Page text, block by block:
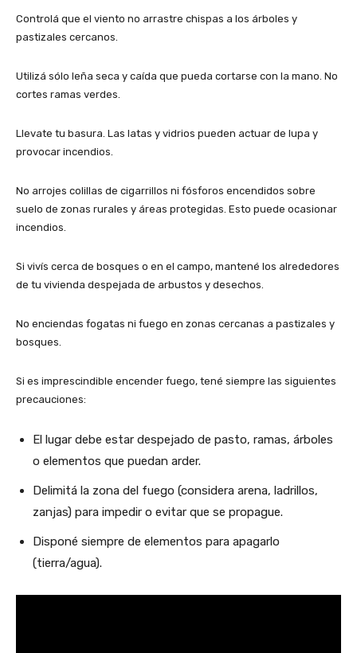
Controlá que el viento no arrastre chispas a los árboles y
pastizales cercanos.
Utilizá sólo leña seca y caída que pueda cortarse con la mano. No
cortes ramas verdes.
Llevate tu basura. Las latas y vidrios pueden actuar de lupa y
provocar incendios.
No arrojes colillas de cigarrillos ni fósforos encendidos sobre
suelo de zonas rurales y áreas protegidas. Esto puede ocasionar
incendios.
Si vivís cerca de bosques o en el campo, mantené los alrededores
de tu vivienda despejada de arbustos y desechos.
No enciendas fogatas ni fuego en zonas cercanas a pastizales y
bosques.
Si es imprescindible encender fuego, tené siempre las siguientes
precauciones:
El lugar debe estar despejado de pasto, ramas, árboles
o elementos que puedan arder.
Delimitá la zona del fuego (considera arena, ladrillos,
zanjas) para impedir o evitar que se propague.
Disponé siempre de elementos para apagarlo
(tierra/agua).